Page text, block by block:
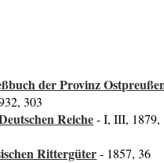
der Provinz
303
Reiche- I, III, 1879,
Rittergüter- 1857, 36